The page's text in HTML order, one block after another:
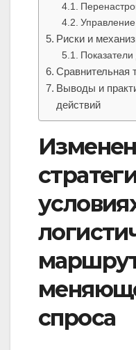
Риски и
Сравнительная
Выводы и
действий
спроса